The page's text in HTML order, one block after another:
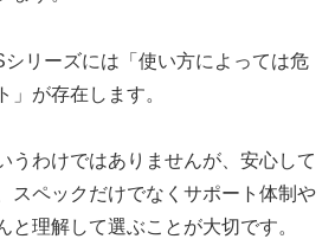
リーズには「使い方によっては危
」が存在します。
うわけではありませんが、安心して
スペックだけでなくサポート体制や
と理解して選ぶことが大切です。